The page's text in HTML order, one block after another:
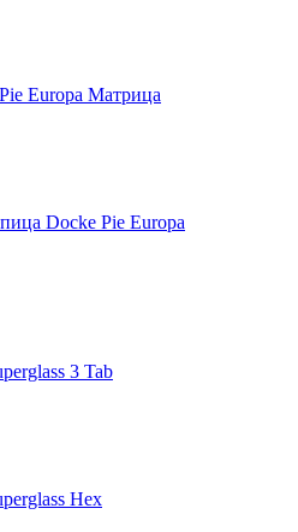
Europa Матрица
Docke Pie Europa
3 Tab
Hex